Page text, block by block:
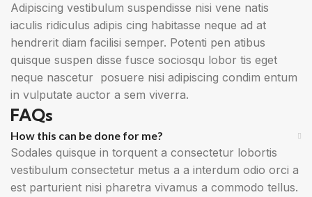
Adipiscing vestibulum suspendisse nisi vene natis
iaculis ridiculus adipis cing habitasse neque ad at
hendrerit diam facilisi semper. Potenti pen atibus
quisque suspen disse fusce sociosqu lobor tis eget
neque nascetur posuere nisi adipiscing condim entum
in vulputate auctor a sem viverra.
FAQs
How this can be done for me?
Sodales quisque in torquent a consectetur lobortis
vestibulum consectetur metus a a interdum odio orci a
est parturient nisi pharetra vivamus a commodo tellus.